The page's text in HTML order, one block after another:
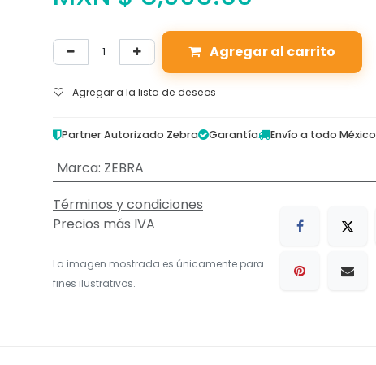
Agregar al carrito
Agregar a la lista de deseos
Partner Autorizado Zebra Garantía Envío a todo México
Marca: ZEBRA
Términos y condiciones
Precios más IVA
La imagen mostrada es únicamente para
fines ilustrativos.